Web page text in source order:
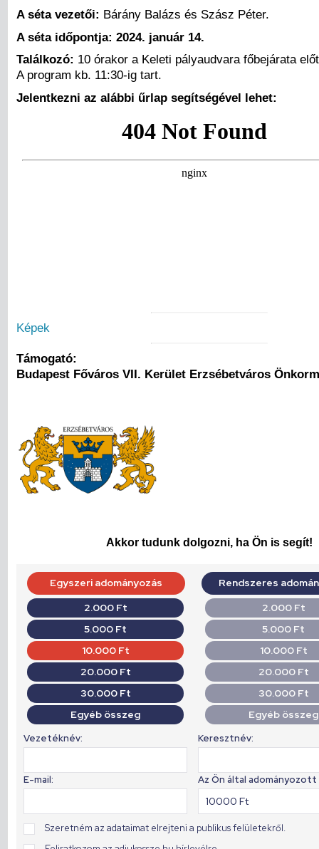
A séta vezetői: Bárány Balázs és Szász Péter.
A séta időpontja: 2024. január 14.
Találkozó: 10 órakor a Keleti pályaudvara főbejárata
A program kb. 11:30-ig tart.
Jelentkezni az alábbi űrlap segítségével lehet:
Képek
Támogató:
Budapest Főváros VII. Kerület Erzsébetváros
Akkor tudunk dolgozni, ha Ön is segít!